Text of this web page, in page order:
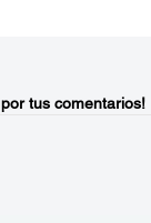
por tus comentarios!